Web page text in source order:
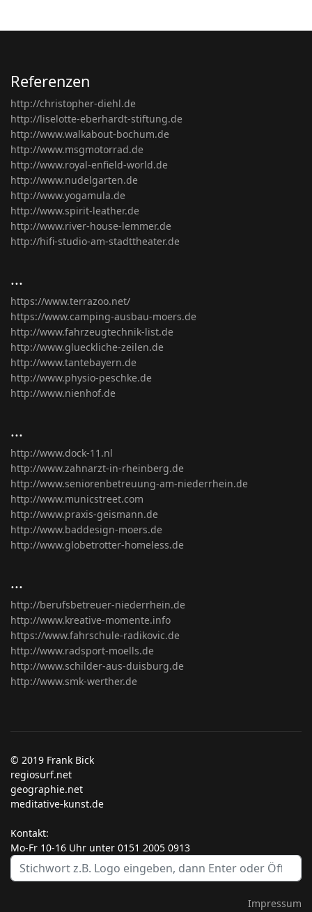
Referenzen
http://christopher-diehl.de
http://liselotte-eberhardt-stiftung.de
http://www.walkabout-bochum.de
http://www.msgmotorrad.de
http://www.royal-enfield-world.de
http://www.nudelgarten.de
http://www.yogamula.de
http://www.spirit-leather.de
http://www.river-house-lemmer.de
http://hifi-studio-am-stadttheater.de
...
https://www.terrazoo.net/
https://www.camping-ausbau-moers.de
http://www.fahrzeugtechnik-list.de
http://www.glueckliche-zeilen.de
http://www.tantebayern.de
http://www.physio-peschke.de
http://www.nienhof.de
...
http://www.dock-11.nl
http://www.zahnarzt-in-rheinberg.de
http://www.seniorenbetreuung-am-niederrhein.de
http://www.municstreet.com
http://www.praxis-geismann.de
http://www.baddesign-moers.de
http://www.globetrotter-homeless.de
...
http://berufsbetreuer-niederrhein.de
http://www.kreative-momente.info
https://www.fahrschule-radikovic.de
http://www.radsport-moells.de
http://www.schilder-aus-duisburg.de
http://www.smk-werther.de
© 2019 Frank Bick
regiosurf.net
geographie.net
meditative-kunst.de
Kontakt:
Mo-Fr 10-16 Uhr unter 0151 2005 0913
...
Impressum